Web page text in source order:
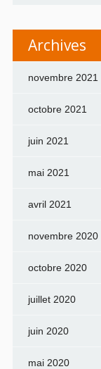
Archives
novembre 2021
octobre 2021
juin 2021
mai 2021
avril 2021
novembre 2020
octobre 2020
juillet 2020
juin 2020
mai 2020